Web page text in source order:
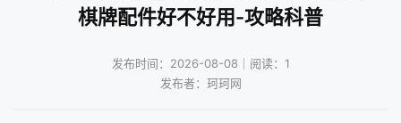
棋牌配件好不好用-攻略科普
发布时间：2026-08-08｜阅读：1
发布者：珂珂网